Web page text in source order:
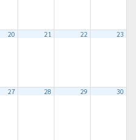
20 21 22 23
27 28 29 30